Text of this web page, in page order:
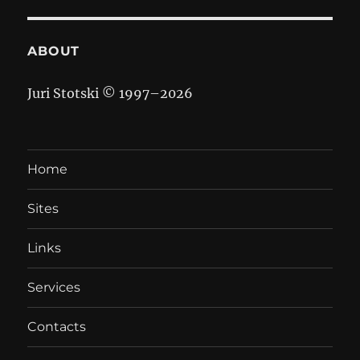
ABOUT
Juri Stotski © 1997–2026
Home
Sites
Links
Services
Contacts